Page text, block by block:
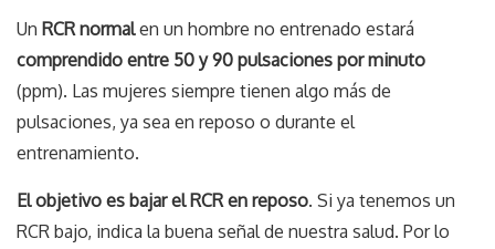
Un RCR normalen un hombre no entrenado estará
comprendido entre 50 y 90 pulsaciones por minuto
(ppm). Las mujeres siempre tienen algo más de
pulsaciones, ya sea en reposo o durante el
entrenamiento.
El objetivo es bajar el RCR en reposo. Si ya tenemos un
RCR bajo, indica la buena señal de nuestra salud. Por lo